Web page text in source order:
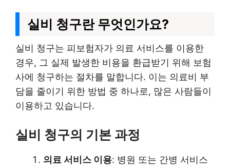
실비 청구란 무엇인가요?
실비 청구는 피보험자가 의료 서비스를 이용한
경우, 그 실제 발생한 비용을 환급받기 위해 보험
사에 청구하는 절차를 말합니다. 이는 의료비 부
담을 줄이기 위한 방법 중 하나로, 많은 사람들이
이용하고 있습니다.
실비 청구의 기본 과정
의료 서비스 이용: 병원 또는 간병 서비스